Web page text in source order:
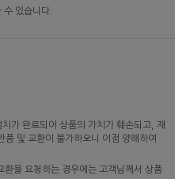
있습니다.
가 완료되어 상품의 가치가 훼손되고, 재
및 교환이 불가하오니 이점 양해하여
을 요청하는 경우에는 고객님께서 상품